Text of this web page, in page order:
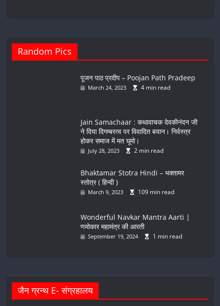
Random Pics
पूजन पाठ प्रदीप – Poojan Path Pradeep
March 24, 2023 4 min read
Jain Samachaar : कथावाचक देवकीनंदन जी
ने दिया दिगम्बरत्व पर विवादित बयान। निर्वस्त्र
होकर समाज में मत घूमो।
July 28, 2023 2 min read
Bhaktamar Stotra Hindi – भक्तामर
स्तोत्र ( हिन्दी )
March 9, 2023 109 min read
Wonderful Navkar Mantra Aarti |
णमोकार महामंत्र की आरती
September 19, 2024 1 min read
जैन ग्रन्थ E- संग्रहालय